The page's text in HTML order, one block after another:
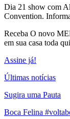
Dia 21 show com
Convention.
Receba O novo
em sua casa toda
Assine já!
Últimas notícias
Sugira uma Pauta
Boca Felina